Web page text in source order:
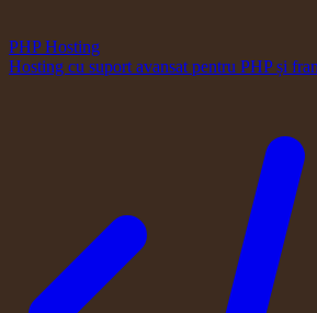
PHP Hosting
Hosting cu suport avansat pentru PHP și